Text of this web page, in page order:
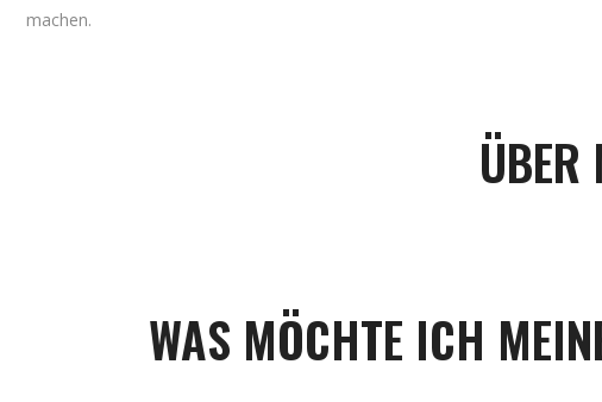
machen.
ÜBER
WAS MÖCHTE ICH